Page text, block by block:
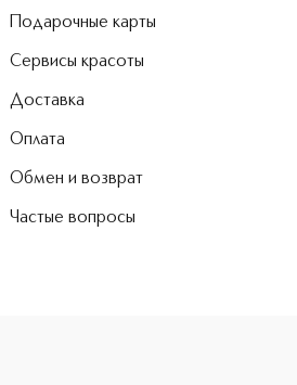
Подарочные карты
Сервисы красоты
Доставка
Оплата
Обмен и возврат
Частые вопросы